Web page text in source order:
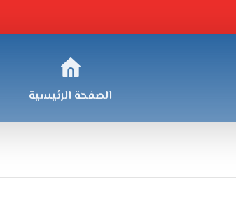
الصفحة الرئيسية